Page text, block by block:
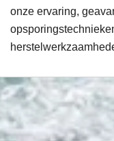
onze ervaring,